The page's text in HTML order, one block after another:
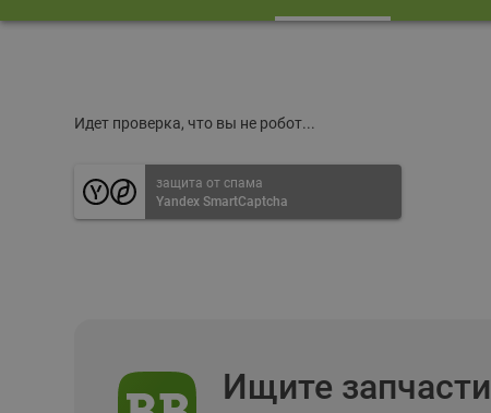
Идет проверка, что вы не робот...
защита от спама
Yandex SmartCaptcha
Ищите запчасти